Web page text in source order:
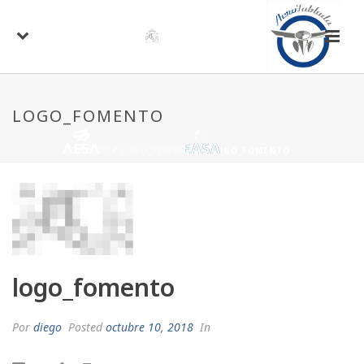
LOGO_FOMENTO
LOGO_FOMENTO/ LOGO_FOMENTO
logo_fomento
Por diego Postedoctubre 10, 2018 In